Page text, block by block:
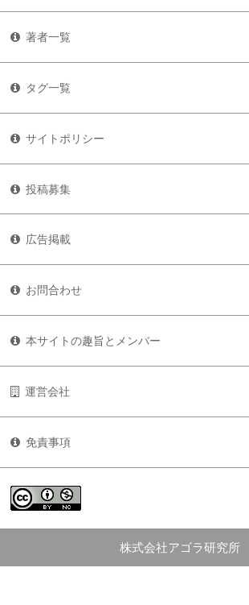
著者一覧
タグ一覧
サイトポリシー
投稿募集
広告掲載
お問合わせ
本サイトの趣旨とメンバー
運営会社
免責事項
株式会社アゴラ研究所